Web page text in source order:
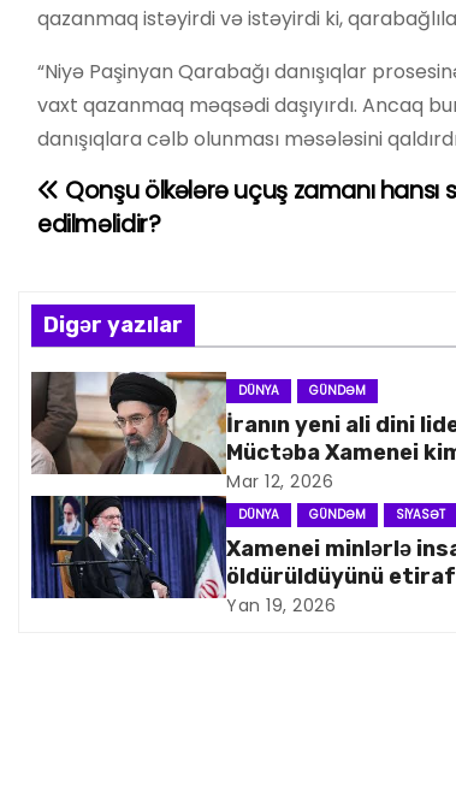
qazanmaq istəyirdi və istəyirdi ki,
“Niyə Paşinyan Qarabağı danışıqlar
vaxt qazanmaq məqsədi daşıyırdı. Ancaq
danışıqlara cəlb olunması məsələsini
Y
z
ı
n
a
v
i
q
Qonşu ölkələrə uçuş zamanı
edilməlidir?
Digər yazılar
DÜNYA GÜNDƏM
İranın yeni ali dini
Müctəba Xamenei
Mar 12, 2026
DÜNYA GÜNDƏM SIYASƏT
Xamenei minlərlə
öldürüldüyünü
Yan 19, 2026